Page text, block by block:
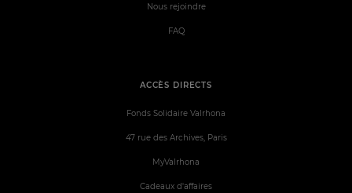
ACCÈS DIRECTS
Fonds Solidaire Valrhona
47 rue des Archives, Paris
MyValrhona
Cadeaux d'affaires
Nous rejoindre
FAQ